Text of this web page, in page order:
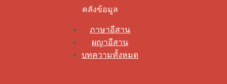
คลังข้อมูล
ภาษาอีสาน
ผญาอีสาน
บทความทั้งหมด